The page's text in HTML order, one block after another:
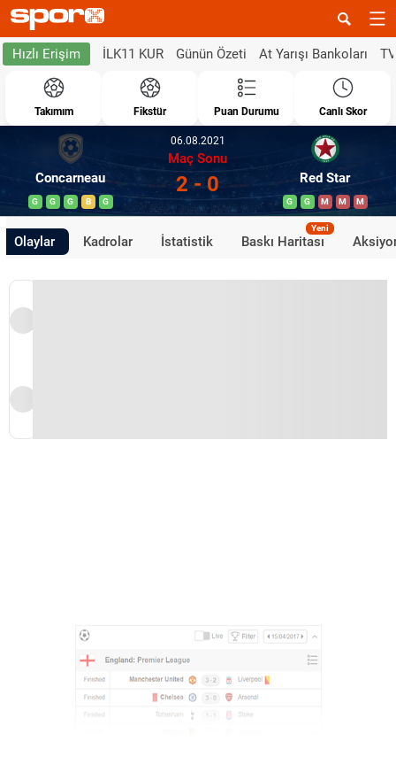
Hızlı Erişim İLK11 KUR Günün Özeti At Yarışı Bankoları
Takımım Fikstür Puan Durumu Canlı Skor
Concarneau
G G G B G
06.08.2021
Maç Sonu
2 - 0 Red Star
G G M M M
Olaylar Kadrolar İstatistik Baskı Haritası
Yeni